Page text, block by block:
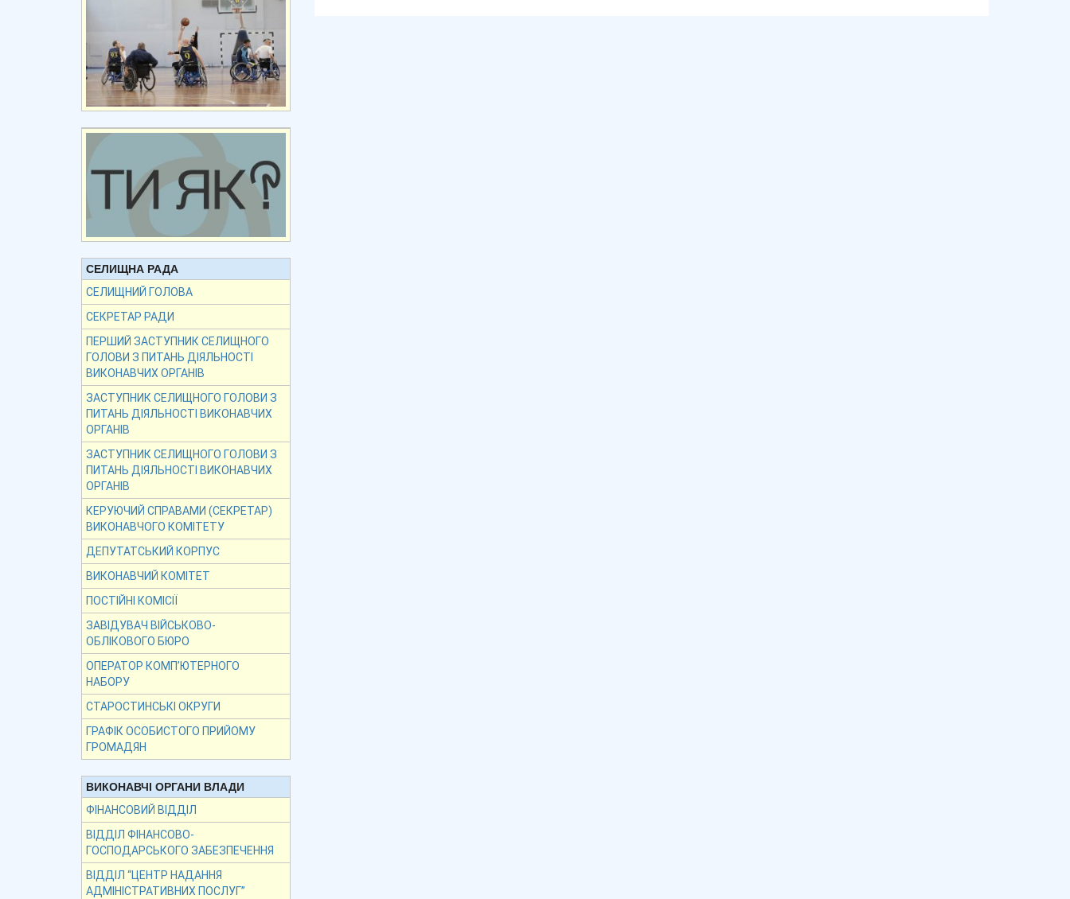
СЕЛИЩНА РАДА
СЕЛИЩНИЙ ГОЛОВА
СЕКРЕТАР РАДИ
ПЕРШИЙ ЗАСТУПНИК СЕЛИЩНОГО
ГОЛОВИ З ПИТАНЬ ДІЯЛЬНОСТІ
ВИКОНАВЧИХ ОРГАНІВ
ЗАСТУПНИК СЕЛИЩНОГО ГОЛОВИ З
ПИТАНЬ ДІЯЛЬНОСТІ ВИКОНАВЧИХ
ОРГАНІВ
ЗАСТУПНИК СЕЛИЩНОГО ГОЛОВИ З
ПИТАНЬ ДІЯЛЬНОСТІ ВИКОНАВЧИХ
ОРГАНІВ
КЕРУЮЧИЙ СПРАВАМИ (СЕКРЕТАР)
ВИКОНАВЧОГО КОМІТЕТУ
ДЕПУТАТСЬКИЙ КОРПУС
ВИКОНАВЧИЙ КОМІТЕТ
ПОСТІЙНІ КОМІСІЇ
ЗАВІДУВАЧ ВІЙСЬКОВО-
ОБЛІКОВОГО БЮРО
ОПЕРАТОР КОМП’ЮТЕРНОГО
НАБОРУ
СТАРОСТИНСЬКІ ОКРУГИ
ГРАФІК ОСОБИСТОГО ПРИЙОМУ
ГРОМАДЯН
ВИКОНАВЧІ ОРГАНИ ВЛАДИ
ФІНАНСОВИЙ ВІДДІЛ
ВІДДІЛ ФІНАНСОВО-
ГОСПОДАРСЬКОГО ЗАБЕЗПЕЧЕННЯ
ВІДДІЛ “ЦЕНТР НАДАННЯ
АДМІНІСТРАТИВНИХ ПОСЛУГ”